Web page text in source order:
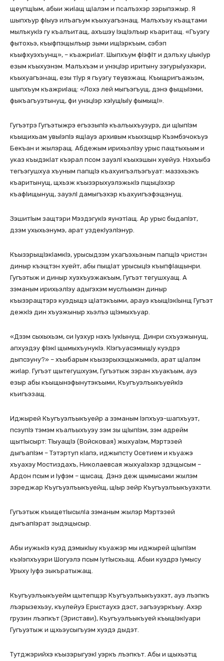
щеупщIым, абыи жиIащ щIалэм и псалъэхэр зэрыпэжыр. Я
шыпхъур фIыуэ илъагъум къыхуагъэнащ. Малъхъэу къащтами
мылъкукIэ гу къалъитащ, ахъшэу IэщIэлъыр къаритащ. «Гъуэгу
фытохьэ, къыфпэщылъыр зыми ищIэркъым, сэбэп
къыфхуэхъунщ», – къажриIат. Шыпхъум фIэфIт и дэлъху цIыкIур
езым къыхуэнэм. Малъхъэм и унэцIэр иритыну зэгурыIуэхэри,
къыхуагъэнащ, езы тIур я гъуэгу теувэжащ. Къыщригъажьэм,
шыпхъум къажриIащ: «Лохэ лей мыгъэгъущ, дэнэ фыщыIэми,
фыкъагъуэтынущ, фи унэцIэр хэIущIыIу фымыщI».
Гугъэтрэ Гугъэтыжрэ егъэзыпIэ къалъыхъуэурэ, ди щIыпIэм
къыщихьам увыIэпIэ ящIауэ архивым къыхэщыр Къэмбэчокъуэ
Бекъан и жылэращ. Абдежым ирихьэлIэу урыс пащтыхьым и
указ къыдэкIат къэрал псом зауэлI къыхэшын хуейуэ. Нэхъыбэ
тегъэгушхуа хъуным папщIэ къахуигъэлъэгъуат: мазэхьэкъ
къаритынущ, щхьэж къызэрыхуэлэжькIэ пщыцIэхэр
къафIищынущ, зауэлI дамыгъэхэр къахуигъэфэщэнущ.
ЗэшитIым защтэри МэздэгукIэ яунэтIащ. Ар урыс быдапIэт,
дзэм ухыхьэнумэ, арат уздекIуэлIэнур.
КъызэрыщIэкIамкIэ, урысыдзэм ухагъэхьэным папщIэ чристэн
диныр къэщтэн хуейт, абы пыщIат урысыцIэ къыпфIащынри.
Гугъэтыж и диныр хуэхъуэжакъым, Гугъэт тегушхуащ. А
зэманым ирихьэлIэу адыгэхэм муслъымэн диныр
къызэращтэрэ куэдыщэ щIатэкъыми, арауэ къыщIэкIынщ Гугъэт
дежкIэ дин хъуэжыныр хьэлъэ щIэмыхъуар.
«Дзэм сыхыхьэм, си Iуэхур нэхъ IукIынущ. Динри схъуэжынущ,
апхуэдэу фIэкI щымыхъунукIэ. КIэгъуасэмыщIу куэдрэ
дыпсэуну?» – хъыбарым къызэрыхэщыжымкIэ, арат щIалэм
жиIар. Гугъэт щытегушхуэм, Гугъэтыж зэран хъуакъым, ауэ
езыр абы къыщынэфынутэкъыми, КъугъуэлъыкъуейкIэ
къигъэзащ.
Иджырей Къугъуэлъыкъуейр а зэманым Iэпхъуэ-шапхъуэт,
псэупIэ тэмэм къалъыхъуэу зэм зы щIыпIэм, зэм адрейм
щытIысырт: ТIыуащIэ (Войсковая) жыхуаIэм, Мэртэзей
дыгъапIэм – Тэтэртуп кIапэ, иджыпсту Осетием и къуажэ
хъуахэу Мостиздахъ, Николаевсая жыхуаIэхэр здэщысым –
Ардон псым и Iуфэм – щысащ. Дэнэ деж щымысами жылэм
зэреджар Къугъуэлъыкъуейщ, щIыр зейр Къугъуэлъыкъуэхэти.
Гугъэтыж къыщетIысылIа зэманым жылэр Мэртэзей
дыгъапIэрат зыдэщысыр.
Абы иужькIэ куэд дэмыкIыу къуажэр мы иджырей щIыпIэм
къэIэпхъуэри Шогуэлэ псым IутIысхьащ. Абыи куэдрэ Iумысу
Урыху Iуфэ зыкъратыжащ.
Къугъуэлъыкъуейм щытепщэр Къугъуэлъыкъуэхэт, ауэ лъэпкъ
лъэрызехьэу, къулейуэ Ерыстаухэ дэст, загъэуэркъыу. Ахэр
грузин лъэпкът (Эристави), Къугъуэлъыкъуей къыщIэкIуари
Гугъуэтыж и щхьэусыгъуэм хуэдэ дыдэт.
Тутджэрийхэ къызэрыгуэкI уэркъ лъэпкът. Абы и щыхьэтщ